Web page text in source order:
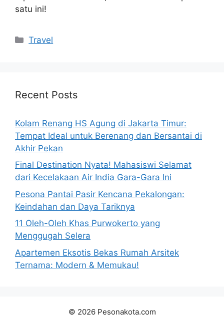
satu ini!
Categories
Travel
Recent Posts
Kolam Renang HS Agung di Jakarta Timur:
Tempat Ideal untuk Berenang dan Bersantai di
Akhir Pekan
Final Destination Nyata! Mahasiswi Selamat
dari Kecelakaan Air India Gara-Gara Ini
Pesona Pantai Pasir Kencana Pekalongan:
Keindahan dan Daya Tariknya
11 Oleh-Oleh Khas Purwokerto yang
Menggugah Selera
Apartemen Eksotis Bekas Rumah Arsitek
Ternama: Modern & Memukau!
© 2026 Pesonakota.com